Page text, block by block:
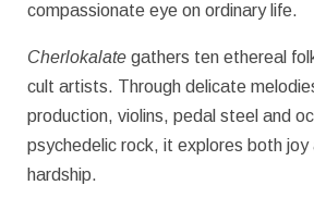
compassionate eye on ordinary life.
Cherlokalate gathers ten ethereal
cult artists. Through delicate
production, violins, pedal steel and
psychedelic rock, it explores both joy
hardship.